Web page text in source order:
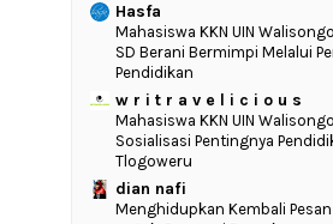
Hasfa
Mahasiswa KKN UIN
SD Berani Bermimpi Melalui
Pendidikan
w r i t r a v e l i c i o u s
Mahasiswa KKN UIN
Sosialisasi Pentingnya
Tlogoweru
dian nafi
Menghidupkan Kembali